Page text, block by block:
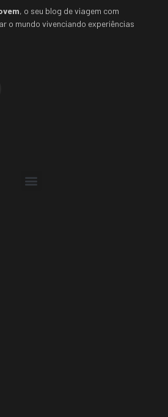
, o seu blog de viagem com
o mundo vivenciando experiências